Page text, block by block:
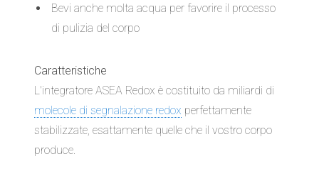
Bevi anche molta acqua per favorire il processo
di pulizia del corpo
Caratteristiche
L'integratore ASEA Redox è costituito da miliardi di
molecole di segnalazione redox perfettamente
stabilizzate, esattamente quelle che il vostro corpo
produce.